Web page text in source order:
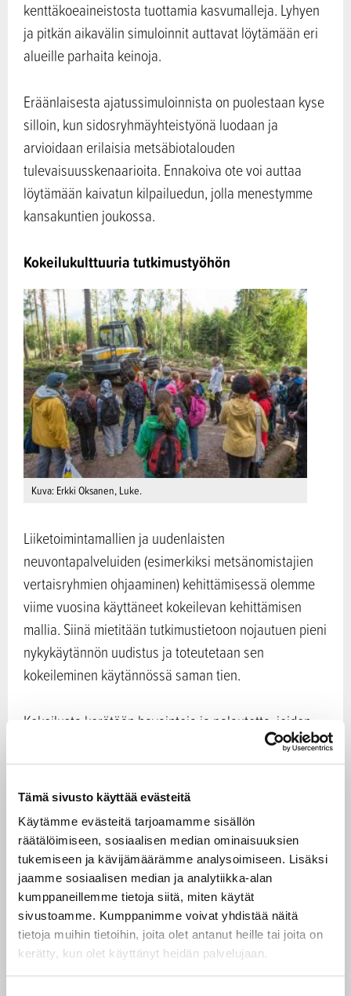
Tämä sivusto käyttää evästeitä
Käytämme evästeitä tarjoamamme sisällön
räätälöimiseen, sosiaalisen median ominaisuuksien
tukemiseen ja kävijämäärämme analysoimiseen. Lisäksi
jaamme sosiaalisen median ja analytiikka-alan
kumppaneillemme tietoja siitä, miten käytät
sivustoamme. Kumppanimme voivat yhdistää näitä
tietoja muihin tietoihin, joita olet antanut heille tai joita on
kerätty, kun olet käyttänyt heidän palvelujaan.
kenttäkoeaineistosta tuottamia kasvumalleja. Lyhyen
ja pitkän aikavälin simuloinnit auttavat löytämään eri
alueille parhaita keinoja.
Eräänlaisesta ajatussimuloinnista on puolestaan kyse
silloin, kun sidosryhmäyhteistyönä luodaan ja
arvioidaan erilaisia metsäbiotalouden
tulevaisuusskenaarioita. Ennakoiva ote voi auttaa
löytämään kaivatun kilpailuedun, jolla menestymme
kansakuntien joukossa.
Kokeilukulttuuria tutkimustyöhön
Kuva: Erkki Oksanen, Luke.
Liiketoimintamallien ja uudenlaisten
neuvontapalveluiden (esimerkiksi metsänomistajien
vertaisryhmien ohjaaminen) kehittämisessä olemme
viime vuosina käyttäneet kokeilevan kehittämisen
mallia. Siinä mietitään tutkimustietoon nojautuen pieni
nykykäytännön uudistus ja toteutetaan sen
kokeileminen käytännössä saman tien.
Kokeilusta kerätään havaintoja ja palautetta, joiden
pohjalta käytäntöä kehitellään askel askeleelta
toimivammaksi. Tällainen toimintatapa nopeuttaa
tutkimustiedon hyödyntämistä ja tuottaa arvokasta
ymmärrystä tutkimustiedon relevanssista ja uusista
tutkimustarpeista.
Oppimishaasteessa työsarkaa
Metsänkasvatus- ja ajatussimuloinneilla sekä pienillä
käytännön kokeiluilla päästään hyvään alkuun.
Vaikuttavuuden aikaansaamiseksi todellinen